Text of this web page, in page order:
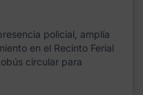
policial, amplía
en el Recinto Ferial
circular para